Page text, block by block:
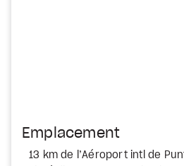
Emplacement
13 km de l’Aéroport intl de